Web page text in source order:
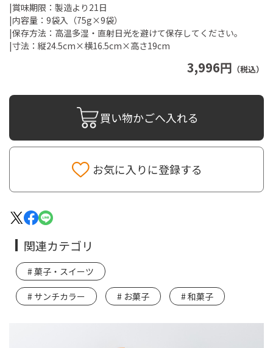
3,996円 （税込）
|賞味期限：製造より21日
|内容量：9袋入（75g×9袋）
|保存方法：高温多湿・直射日光を避けて保存してください。
|寸法：縦24.5cm×横16.5cm×高さ19cm
買い物かごへ入れる
お気に入りに登録する
関連カテゴリ
菓子・スイーツ
サンチカラー お菓子 和菓子